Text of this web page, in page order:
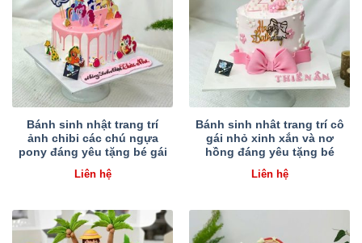
Bánh sinh nhật trang trí
ảnh chibi các chú ngựa
pony đáng yêu tặng bé gái
Liên hệ
Bánh sinh nhât trang trí cô
gái nhỏ xinh xắn và nơ
hồng đáng yêu tặng bé
Liên hệ